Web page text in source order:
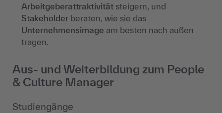
Arbeitgeberattraktivität steigern, und
Stakeholder beraten, wie sie das
Unternehmensimage am besten nach außen
tragen.
Aus- und Weiterbildung zum People
& Culture Manager
Studiengänge